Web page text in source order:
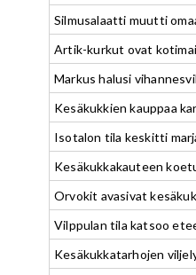
Silmusalaatti muutti
Artik-kurkut ovat
Markus halusi
Kesäkukkien kauppaa
Isotalon tila keskitti
Kesäkukkakauteen
Orvokit avasivat
Vilppulan tila katsoo
Kesäkukkatarhojen